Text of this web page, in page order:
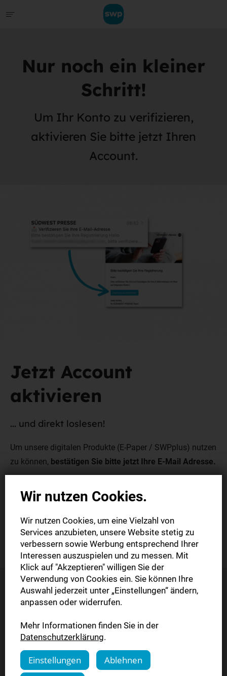
Nur noch ein kleiner
Schritt!
Um Ihr Konto zu verifizieren,
aktivieren Sie bitte jetzt Ihren
Account.
Jetzt Account
aktivieren
... und direkt loslesen!
Um unsere digitalen Produkte (E-Paper / SWPplus) nutzen
zu können, bestätigen Sie bitte jetzt Ihre E-Mail Adresse.
Wir haben Ihnen einen
Aktivierungslink per E-Mail
zugesendet. Bitte bestätigen Sie in den nächsten Minuten
Ihre E-Mail Adresse. Nacherfolgreicher Aktivierung
können Sie sofort mit dem Lesen starten!
Wir wünschen viel Spaß beim
Lesen!
Wir nutzen Cookies.
Wir nutzen Cookies, um eine Vielzahl von
Services anzubieten, unsere Website stetig zu
verbessern sowie Werbung entsprechend Ihrer
Interessen auszuspielen und zu messen. Mit
Klick auf "Akzeptieren" willigen Sie der
Verwendung von Cookies ein. Sie können Ihre
Auswahl jederzeit unter „Einstellungen“ ändern,
anpassen oder widerrufen.
Mehr Informationen finden Sie in der
Datenschutzerklärung.
Einstellungen
Ablehnen